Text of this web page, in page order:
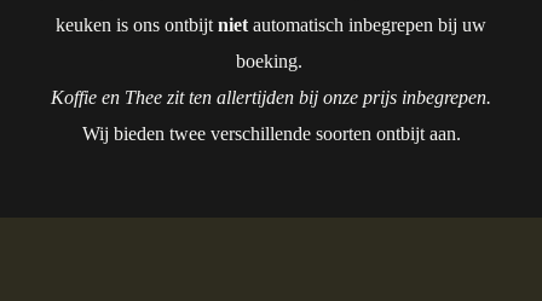
keuken is ons ontbijt niet automatisch inbegrepen bij uw
boeking.
Koffie en Thee zit ten allertijden bij onze prijs inbegrepen.
Wij bieden twee verschillende soorten ontbijt aan.